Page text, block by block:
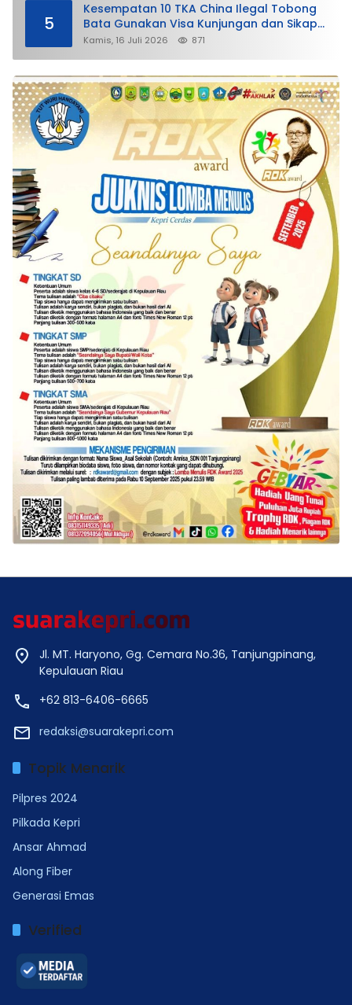
5
Kesempatan 10 TKA China Ilegal Tobong
Bata Gunakan Visa Kunjungan dan Sikap
Lunak Ditjen Imigrasi Kepri?
Kamis, 16 Juli 2026 871
Jl. MT. Haryono, Gg. Cemara No.36, Tanjungpinang,
Kepulauan Riau
+62 813-6406-6665
redaksi@suarakepri.com
Topik Menarik
Pilpres 2024
Pilkada Kepri
Ansar Ahmad
Along Fiber
Generasi Emas
Verified